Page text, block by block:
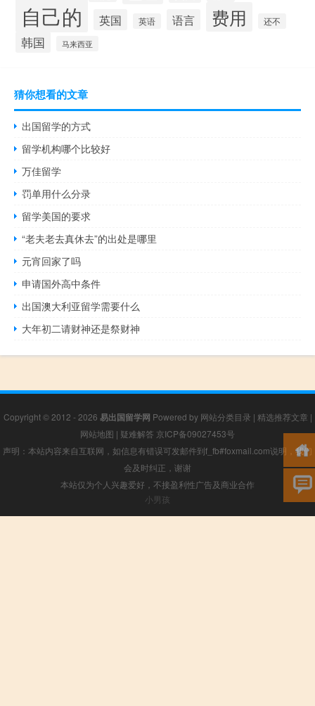
自己的 英国 英语 语言 费用 还不
韩国 马来西亚
猜你想看的文章
出国留学的方式
留学机构哪个比较好
万佳留学
罚单用什么分录
留学美国的要求
“老夫老去真休去”的出处是哪里
元宵回家了吗
申请国外高中条件
出国澳大利亚留学需要什么
大年初二请财神还是祭财神
Copyright © 2012 - 2026 易出国留学网 Powered by 网站分类目录 | 精选推荐文章 |
网站地图 | 疑难解答 京ICP备09027453号
声明：本站内容来自互联网，如信息有错误可发邮件到f_fb#foxmail.com说明，我们
会及时纠正，谢谢
本站仅为个人兴趣爱好，不接盈利性广告及商业合作
小男孩